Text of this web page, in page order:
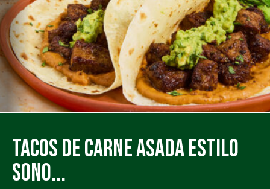
Tacos de Carne Asada estilo
Sono...